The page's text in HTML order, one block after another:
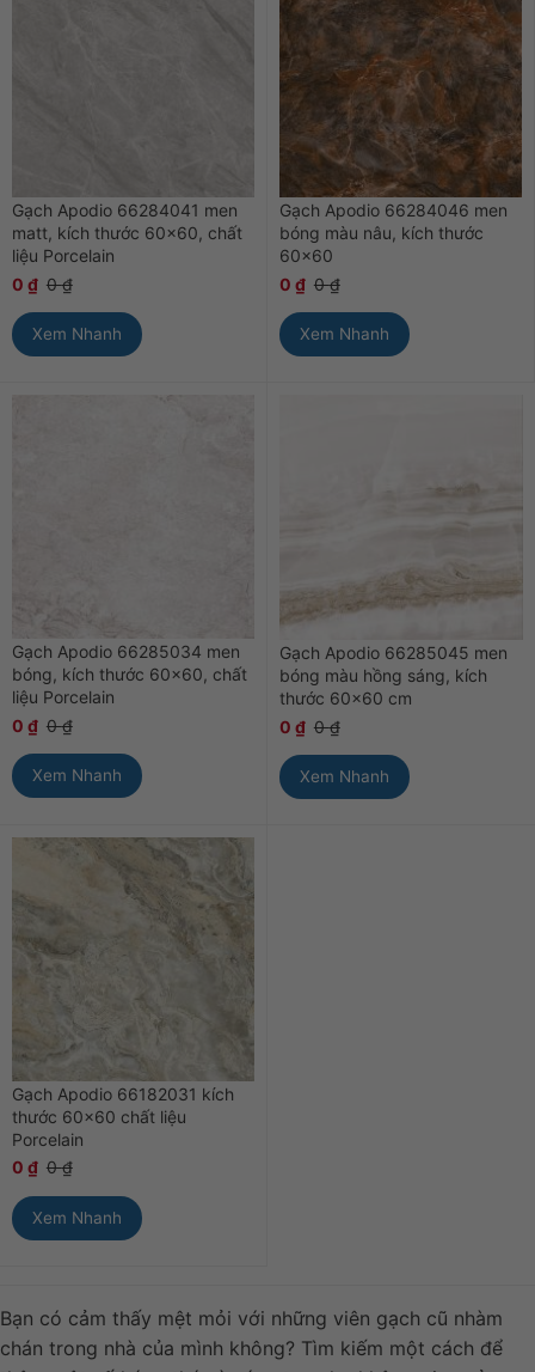
Gạch Apodio 66284041 men
matt, kích thước 60×60, chất
liệu Porcelain
0 ₫ 0₫
Xem Nhanh
Gạch Apodio 66284046 men
bóng màu nâu, kích thước
60×60
0 ₫ 0₫
Xem Nhanh
Gạch Apodio 66285034 men
bóng, kích thước 60×60, chất
liệu Porcelain
0 ₫ 0₫
Xem Nhanh
Gạch Apodio 66285045 men
bóng màu hồng sáng, kích
thước 60×60 cm
0 ₫ 0₫
Xem Nhanh
Gạch Apodio 66182031 kích
thước 60×60 chất liệu
Porcelain
0 ₫ 0₫
Xem Nhanh
Bạn có cảm thấy mệt mỏi với những viên gạch cũ nhàm
chán trong nhà của mình không? Tìm kiếm một cách để